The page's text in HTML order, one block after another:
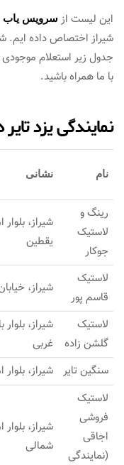
این لیست از سرویس یاب
شیراز اختصاص داده ایم.
جدول زیر استعلام موجودی
با ما همراه باشید.
نمایندگی یزد
نام نشانی
رینگ و
لاستیک
جوکار
شیراز، بلوار
یقطین
لاستیک
قاسم پور
شیراز،
لاستیک
گلشن زاده
شیراز، بلوار
غربی
سنگین تایر شیراز،
لاستیک
فروشی
اجاقی
(نمایندگی
شیراز،
شمالی